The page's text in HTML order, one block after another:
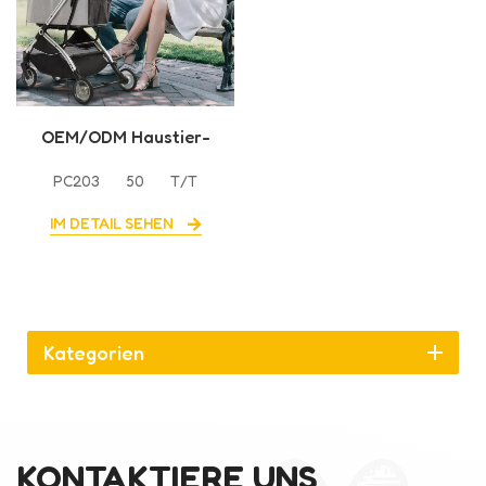
OEM/ODM Haustier-
Hunde-Kinderwagen mit
hoher Qualität
PC203 50 T/T
IM DETAIL SEHEN
Kategorien